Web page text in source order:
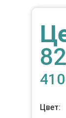
Цвет: